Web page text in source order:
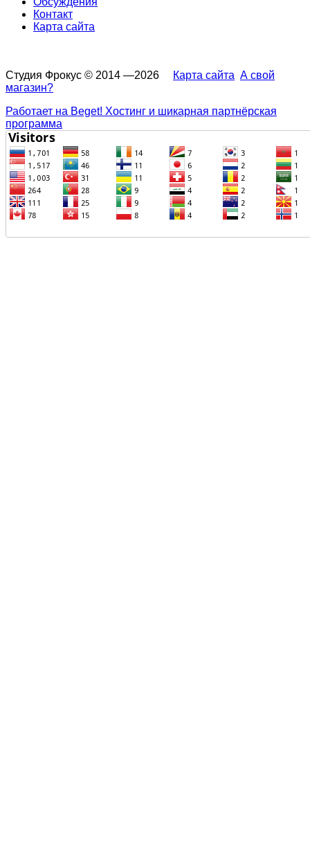
Контакт
Карта сайта
Студия Фрокус © 2014 —2026 Карта сайта А свой
магазин?
Работает на Beget! Хостинг и шикарная партнёрская
программа